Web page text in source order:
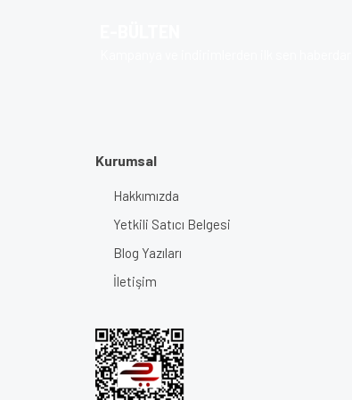
Kurumsal
Hakkımızda
Yetkili Satıcı Belgesi
Blog Yazıları
İletişim